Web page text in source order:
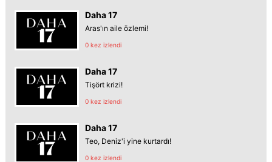
Daha 17
Aras'ın aile özlemi!
0 kez izlendi
Daha 17
Tişört krizi!
0 kez izlendi
Daha 17
Teo, Deniz'i yine kurtardı!
0 kez izlendi